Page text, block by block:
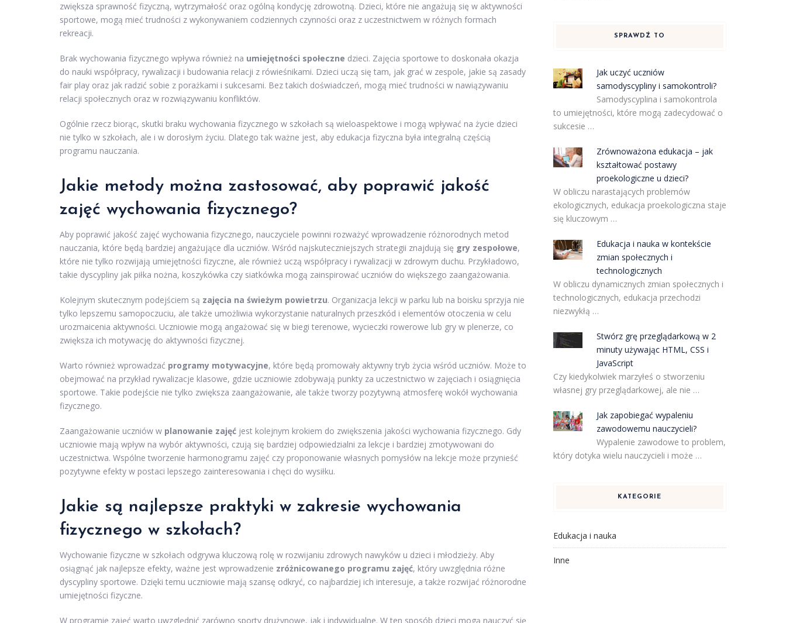
zwiększa sprawność fizyczną, wytrzymałość oraz ogólną kondycję zdrowotną. Dzieci, które nie angażują się w aktywności
sportowe, mogą mieć trudności z wykonywaniem codziennych czynności oraz z uczestnictwem w różnych formach
rekreacji.
Brak wychowania fizycznego wpływa również na umiejętności społeczne dzieci. Zajęcia sportowe to doskonała okazja
do nauki współpracy, rywalizacji i budowania relacji z rówieśnikami. Dzieci uczą się tam, jak grać w zespole, jakie są zasady
fair play oraz jak radzić sobie z porażkami i sukcesami. Bez takich doświadczeń, mogą mieć trudności w nawiązywaniu
relacji społecznych oraz w rozwiązywaniu konfliktów.
Ogólnie rzecz biorąc, skutki braku wychowania fizycznego w szkołach są wieloaspektowe i mogą wpływać na życie dzieci
nie tylko w szkołach, ale i w dorosłym życiu. Dlatego tak ważne jest, aby edukacja fizyczna była integralną częścią
programu nauczania.
Jakie metody można zastosować, aby poprawić jakość
zajęć wychowania fizycznego?
Aby poprawić jakość zajęć wychowania fizycznego, nauczyciele powinni rozważyć wprowadzenie różnorodnych metod
nauczania, które będą bardziej angażujące dla uczniów. Wśród najskuteczniejszych strategii znajdują się gry zespołowe,
które nie tylko rozwijają umiejętności fizyczne, ale również uczą współpracy i rywalizacji w zdrowym duchu. Przykładowo,
takie dyscypliny jak piłka nożna, koszykówka czy siatkówka mogą zainspirować uczniów do większego zaangażowania.
Kolejnym skutecznym podejściem są zajęcia na świeżym powietrzu. Organizacja lekcji w parku lub na boisku sprzyja nie
tylko lepszemu samopoczuciu, ale także umożliwia wykorzystanie naturalnych przeszkód i elementów otoczenia w celu
urozmaicenia aktywności. Uczniowie mogą angażować się w biegi terenowe, wycieczki rowerowe lub gry w plenerze, co
zwiększa ich motywację do aktywności fizycznej.
Warto również wprowadzać programy motywacyjne, które będą promowały aktywny tryb życia wśród uczniów. Może to
obejmować na przykład rywalizacje klasowe, gdzie uczniowie zdobywają punkty za uczestnictwo w zajęciach i osiągnięcia
sportowe. Takie podejście nie tylko zwiększa zaangażowanie, ale także tworzy pozytywną atmosferę wokół wychowania
fizycznego.
Zaangażowanie uczniów w planowanie zajęć jest kolejnym krokiem do zwiększenia jakości wychowania fizycznego. Gdy
uczniowie mają wpływ na wybór aktywności, czują się bardziej odpowiedzialni za lekcje i bardziej zmotywowani do
uczestnictwa. Wspólne tworzenie harmonogramu zajęć czy proponowanie własnych pomysłów na lekcje może przynieść
pozytywne efekty w postaci lepszego zainteresowania i chęci do wysiłku.
Jakie są najlepsze praktyki w zakresie wychowania
fizycznego w szkołach?
Wychowanie fizyczne w szkołach odgrywa kluczową rolę w rozwijaniu zdrowych nawyków u dzieci i młodzieży. Aby
osiągnąć jak najlepsze efekty, ważne jest wprowadzenie zróżnicowanego programu zajęć, który uwzględnia różne
dyscypliny sportowe. Dzięki temu uczniowie mają szansę odkryć, co najbardziej ich interesuje, a także rozwijać różnorodne
umiejętności fizyczne.
W programie zajęć warto uwzględnić zarówno sporty drużynowe, jak i indywidualne. W ten sposób dzieci mogą nauczyć się
SPRAWDŹ TO
Jak uczyć uczniów
samodyscypliny i samokontroli?
Samodyscyplina i samokontrola
to umiejętności, które mogą zadecydować o
sukcesie …
Zrównoważona edukacja – jak
kształtować postawy
proekologiczne u dzieci?
W obliczu narastających problemów
ekologicznych, edukacja proekologiczna staje
się kluczowym …
Edukacja i nauka w kontekście
zmian społecznych i
technologicznych
W obliczu dynamicznych zmian społecznych i
technologicznych, edukacja przechodzi
niezwykłą …
Stwórz grę przeglądarkową w 2
minuty używając HTML, CSS i
JavaScript
Czy kiedykolwiek marzyłeś o stworzeniu
własnej gry przeglądarkowej, ale nie …
Jak zapobiegać wypaleniu
zawodowemu nauczycieli?
Wypalenie zawodowe to problem,
który dotyka wielu nauczycieli i może …
KATEGORIE
Edukacja i nauka
Inne